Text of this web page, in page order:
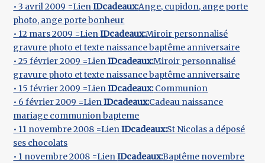
• 3 avril 2009 =LienIDcadeaux:Ange, cupidon, ange porte
photo, ange porte bonheur
• 12 mars 2009 =LienIDcadeaux:Miroir personnalisé
gravure photo et texte naissance baptême anniversaire
• 25 février 2009 =LienIDcadeaux:Miroir personnalisé
gravure photo et texte naissance baptême anniversaire
• 15 février 2009 =LienIDcadeaux:Communion
• 6 février 2009 =LienIDcadeaux:Cadeau naissance
mariage communion bapteme
• 11 novembre 2008 =LienIDcadeaux:St Nicolas a déposé
ses chocolats
• 1 novembre 2008 =LienIDcadeaux:Baptême novembre